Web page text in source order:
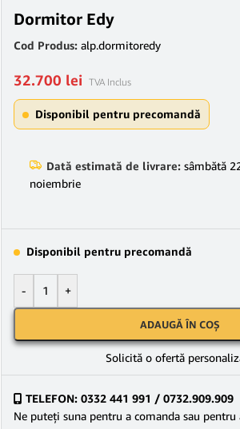
Dormitor Edy
Cod Produs: alp.dormitoredy
32.700 lei TVA Inclus
Disponibil pentru precomandă
Dată estimată de livrare: sâmbătă
noiembrie
Disponibil pentru precomandă
- +
ADAUGĂ ÎN COȘ
Solicită o ofertă
TELEFON: 0332 441 991 / 0732.909.909
Ne puteţi suna pentru a comanda sau pentru